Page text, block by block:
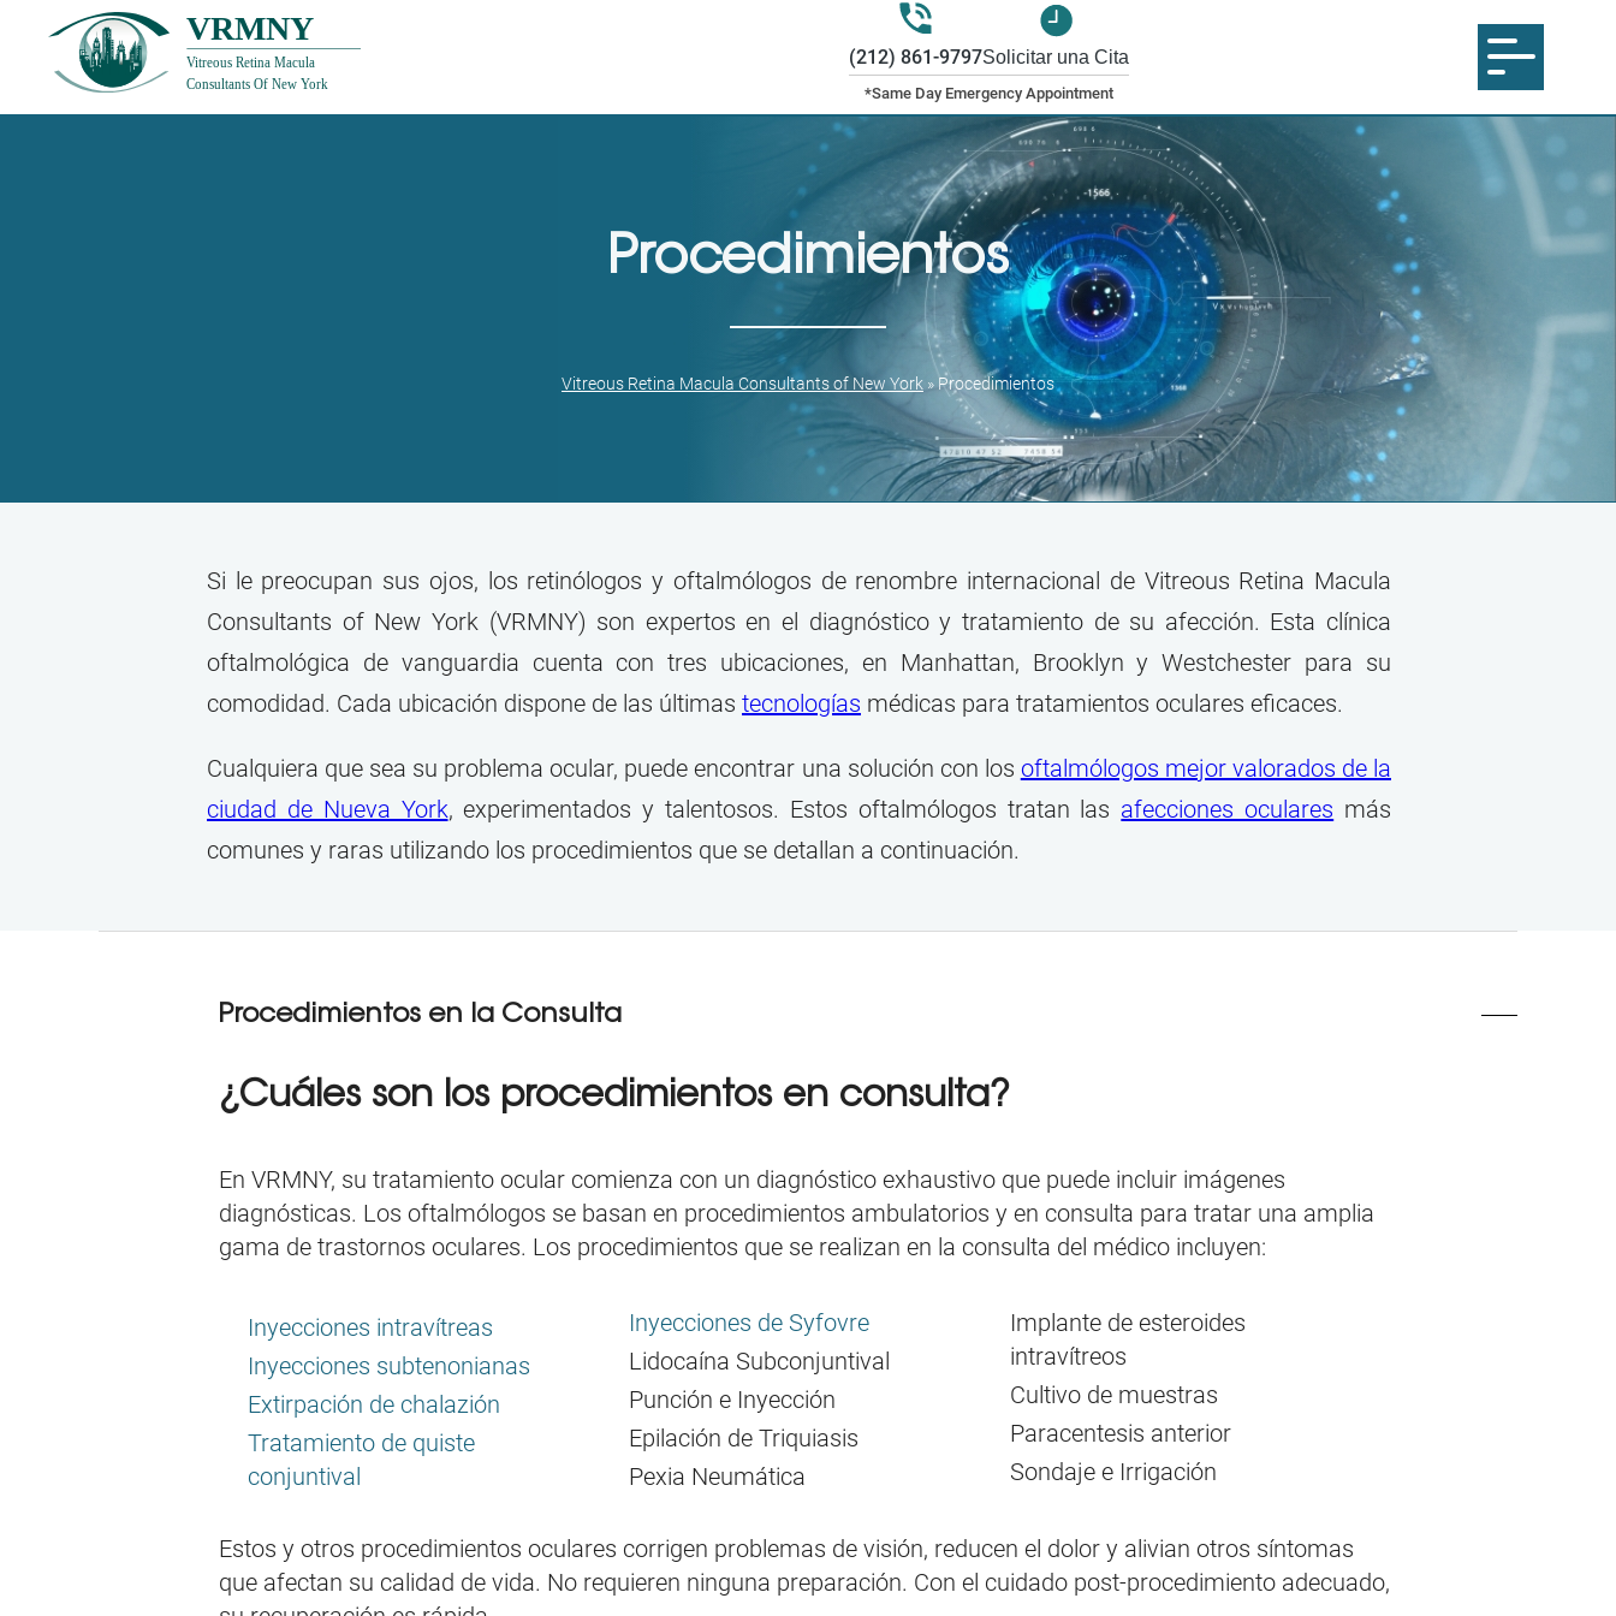
(212) 861-9797Solicitar una Cita
Procedimientos
Vitreous Retina Macula Consultants of New York »Procedimientos
Si le preocupan sus ojos, los retinólogos y oftalmólogos de renombre internacional de Vitreous Retina Macula
Consultants of New York (VRMNY) son expertos en el diagnóstico y tratamiento de su afección. Esta clínica
oftalmológica de vanguardia cuenta con tres ubicaciones, en Manhattan, Brooklyn y Westchester para su
comodidad. Cada ubicación dispone de las últimas tecnologías médicas para tratamientos oculares eficaces.
Cualquiera que sea su problema ocular, puede encontrar una solución con los oftalmólogos mejor valorados de la
ciudad de Nueva York, experimentados y talentosos. Estos oftalmólogos tratan las afecciones oculares más
comunes y raras utilizando los procedimientos que se detallan a continuación.
Procedimientos en la Consulta
¿Cuáles son los procedimientos en consulta?
En VRMNY, su tratamiento ocular comienza con un diagnóstico exhaustivo que puede incluir imágenes
diagnósticas. Los oftalmólogos se basan en procedimientos ambulatorios y en consulta para tratar una amplia
gama de trastornos oculares. Los procedimientos que se realizan en la consulta del médico incluyen:
Inyecciones intravítreas
Inyecciones subtenonianas
Extirpación de chalazión
Tratamiento de quiste
conjuntival
Inyecciones de Syfovre
Lidocaína Subconjuntival
Punción e Inyección
Epilación de Triquiasis
Pexia Neumática
Implante de esteroides
intravítreos
Cultivo de muestras
Paracentesis anterior
Sondaje e Irrigación
Estos y otros procedimientos oculares corrigen problemas de visión, reducen el dolor y alivian otros síntomas
que afectan su calidad de vida. No requieren ninguna preparación. Con el cuidado post-procedimiento adecuado,